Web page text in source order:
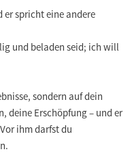
er spricht eine andere
und beladen seid; ich will
sondern auf dein
deine Erschöpfung – und er
ihm darfst du